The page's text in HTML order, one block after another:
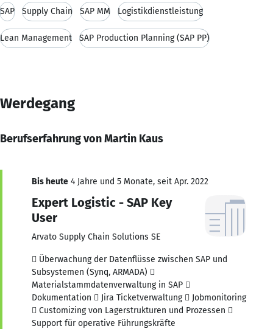
SAP Supply Chain SAP MM Logistikdienstleistung
Lean Management SAP Production Planning (SAP PP)
Werdegang
Berufserfahrung von Martin Kaus
Bis heute 4 Jahre und 5 Monate, seit Apr. 2022
Expert Logistic - SAP Key
User
Arvato Supply Chain Solutions SE
 Überwachung der Datenflüsse zwischen SAP und
Subsystemen (Synq, ARMADA) 
Materialstammdatenverwaltung in SAP 
Dokumentation  Jira Ticketverwaltung  Jobmonitoring
 Customizing von Lagerstrukturen und Prozessen 
Support für operative Führungskräfte